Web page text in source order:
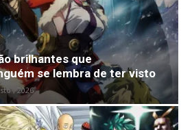
brilhantes que
se lembra de ter visto
, 2026